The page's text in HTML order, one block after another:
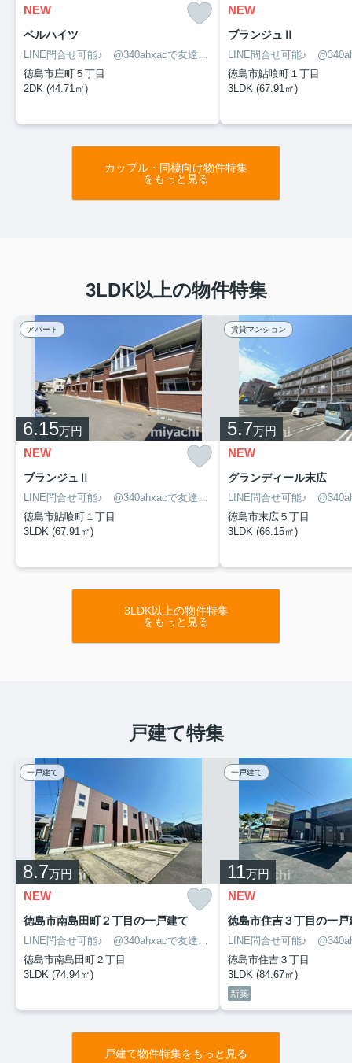
NEW
ベルハイツ
LINE問合せ可能♪ @340ahxacで友達検索して下さい
徳島市庄町５丁目
2DK (44.71㎡)
NEW
ブランジュⅡ
徳島市鮎喰町１丁目
3LDK (67.91㎡)
カップル・同棲向け物件特集
をもっと見る
3LDK以上の物件特集
アパート
6.15万円
NEW
ブランジュⅡ
LINE問合せ可能♪ @340ahxacで友達検索して下さい
徳島市鮎喰町１丁目
3LDK (67.91㎡)
賃貸マンション
5.7万円
NEW
グランディール末広
徳島市末広５丁目
3LDK (66.15㎡)
3LDK以上の物件特集
をもっと見る
戸建て特集
一戸建て
8.7万円
NEW
徳島市南島田町２丁目の一戸建て
LINE問合せ可能♪ @340ahxacで友達検索して下さい
徳島市南島田町２丁目
3LDK (74.94㎡)
一戸建て
11万円
NEW
徳島市住吉３丁目の一戸
徳島市住吉３丁目
3LDK (84.67㎡)
新築
戸建て物件特集をもっと見る